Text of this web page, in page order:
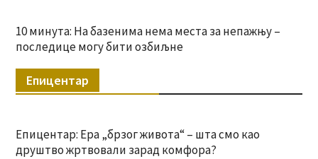
10 минута: На базенима нема места за непажњу –
последице могу бити озбиљне
Епицентар
Епицентар: Ера „брзог живота“ – шта смо као
друштво жртвовали зарад комфора?